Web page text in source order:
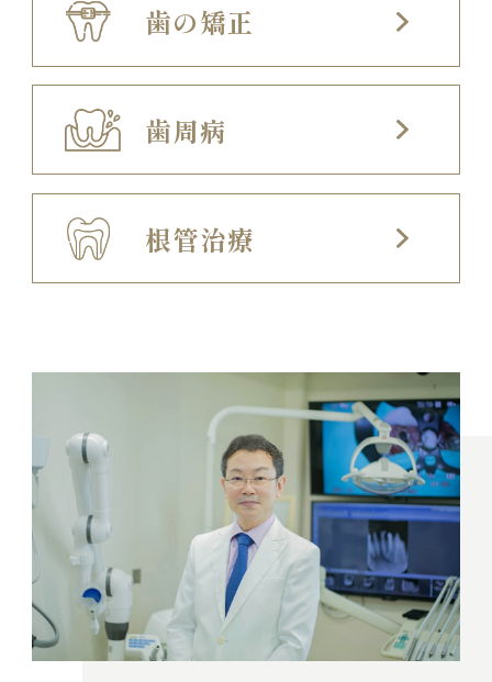
歯の矯正
歯周病
根管治療